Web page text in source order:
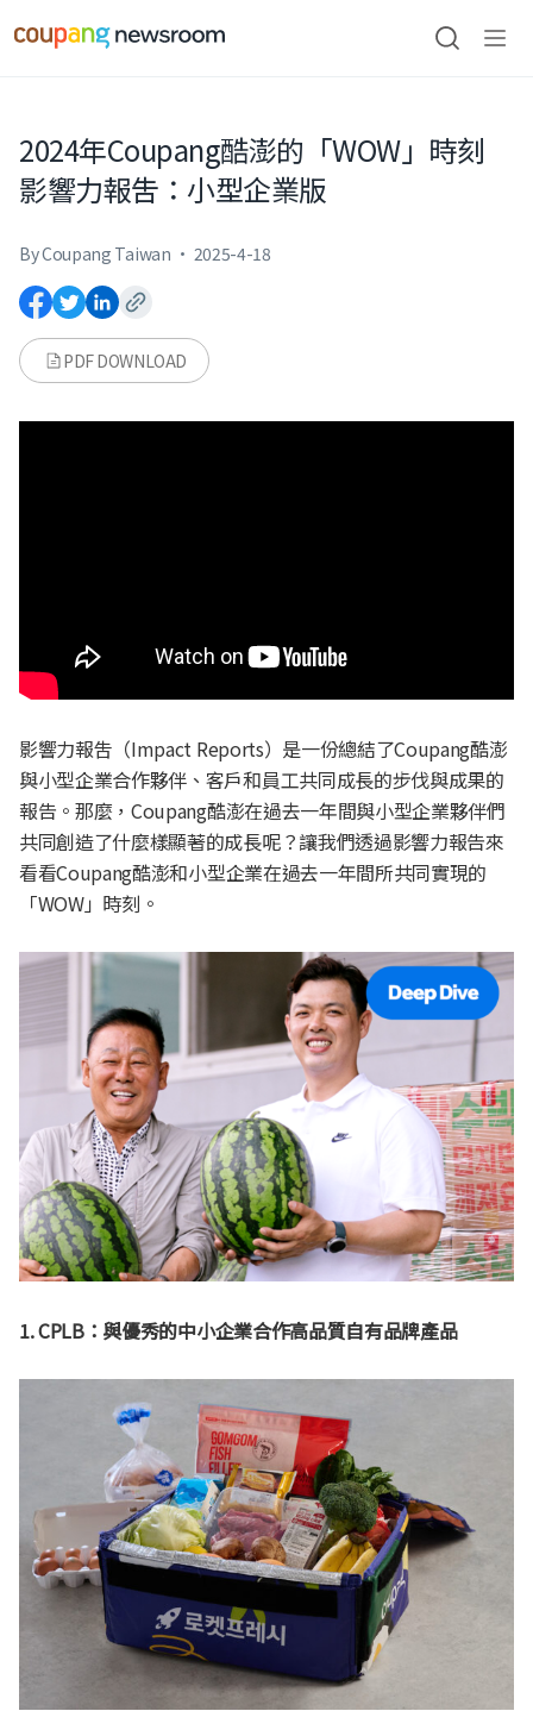
건너뛰기
검색
2024年Coupang酷澎的「WOW」時刻
影響力報吿：小型企業版
By Coupang Taiwan · 2025-4-18
PDF DOWNLOAD
影響力報吿（Impact Reports）是一份總結了Coupang酷澎
與小型企業合作夥伴、客戶和員工共同成長的步伐與成果的
報告。那麼，Coupang酷澎在過去一年間與小型企業夥伴們
共同創造了什麼樣顯著的成長呢？讓我們透過影響力報告來
看看Coupang酷澎和小型企業在過去一年間所共同實現的
「WOW」時刻。
1. CPLB：與優秀的中小企業合作高品質自有品牌產品